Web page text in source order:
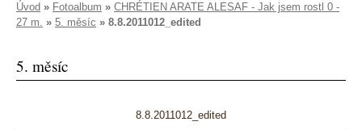
Úvod » Fotoalbum » CHRÉTIEN ARATE ALESAF - Jak jsem rostl 0 -
27 m. » 5. měsíc » 8.8.2011012_edited
5. měsíc
8.8.2011012_edited